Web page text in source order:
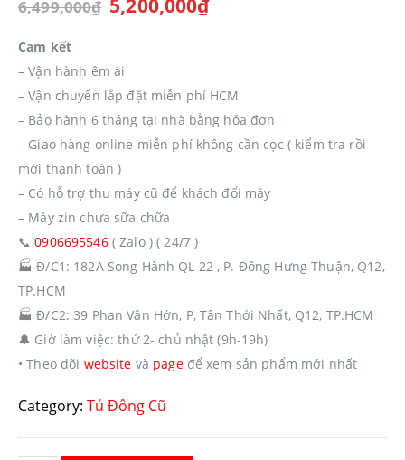
6,499,000₫ 5,200,000₫
Cam kết
– Vận hành êm ái
– Vận chuyển lắp đặt miễn phí HCM
– Bảo hành 6 tháng tại nhà bằng hóa đơn
– Giao hàng online miễn phí không cần cọc ( kiểm tra rồi
mới thanh toán )
– Có hỗ trợ thu máy cũ để khách đổi máy
– Máy zin chưa sữa chữa
📞 0906695546( Zalo ) ( 24/7 )
🏭 Đ/C1: 182A Song Hành QL 22 , P. Đông Hưng Thuận, Q12,
TP.HCM
🏭 Đ/C2: 39 Phan Văn Hớn, P, Tân Thới Nhất, Q12, TP.HCM
🔔 Giờ làm việc: thứ 2- chủ nhật (9h-19h)
• Theo dõi website và pageđể xem sản phẩm mới nhất
Category: Tủ Đông Cũ